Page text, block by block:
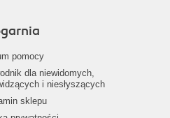
pomocy
dla niewidomych,
i niesłyszących
sklepu